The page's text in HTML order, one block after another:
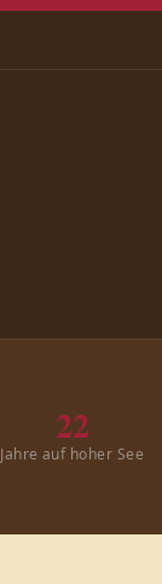
22
Jahre auf hoher See